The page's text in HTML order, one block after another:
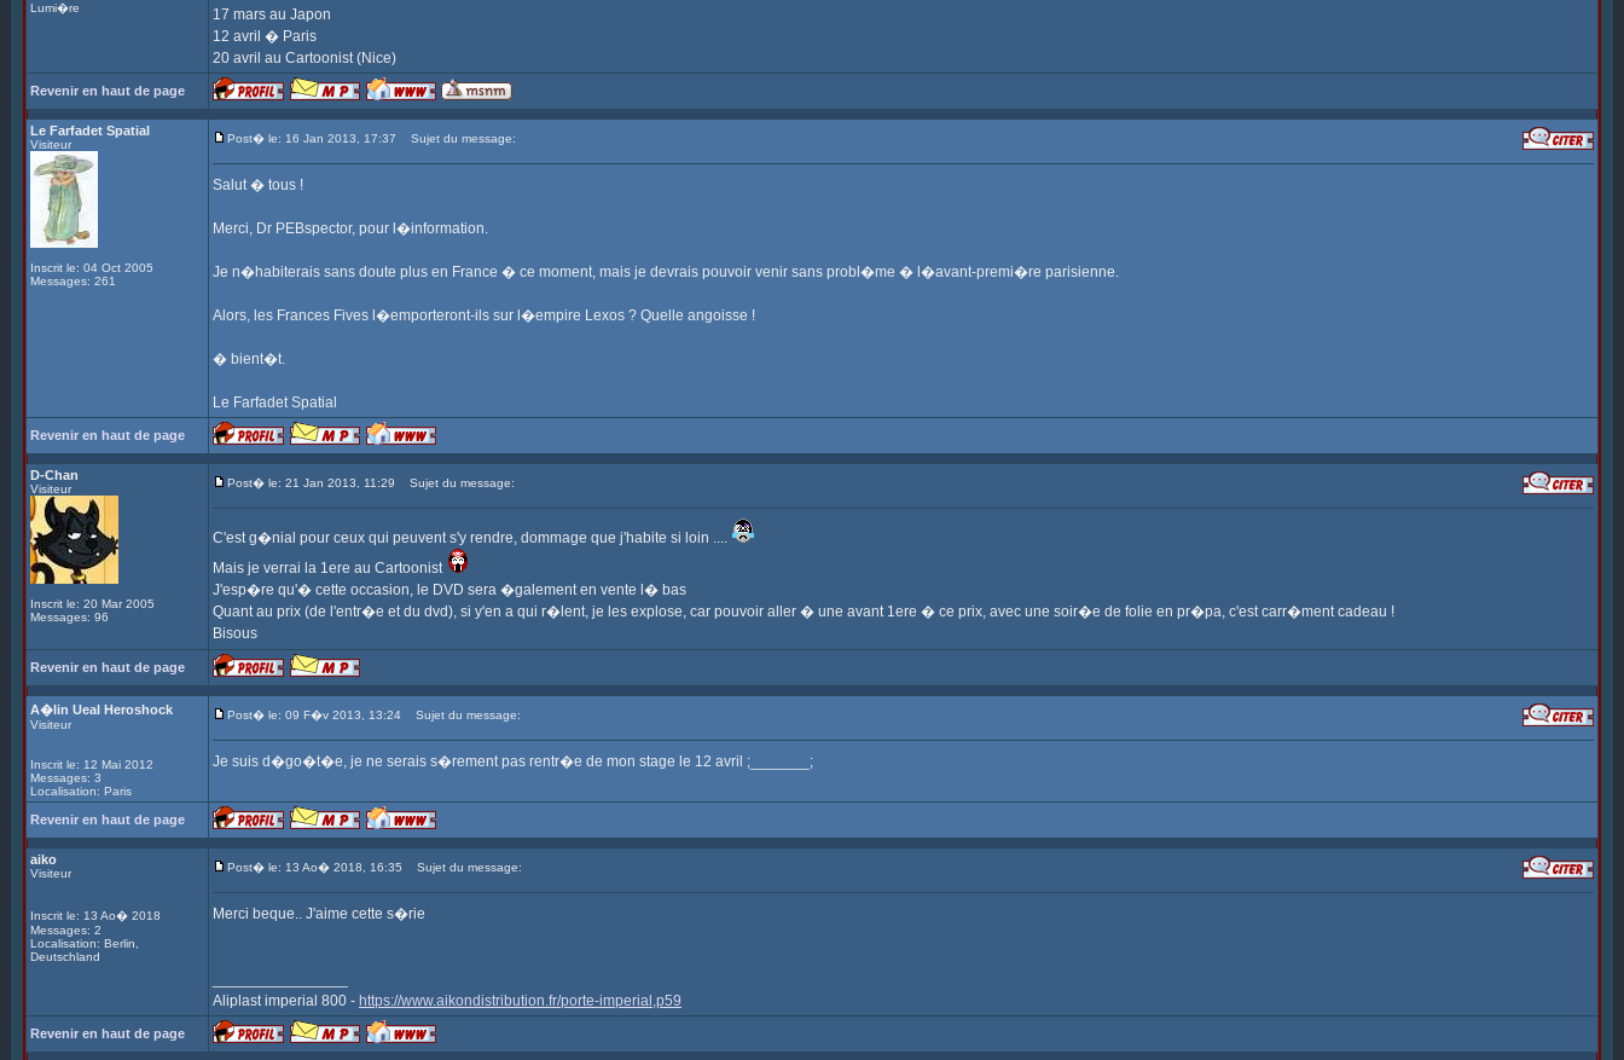
Lumi�re
17 mars au Japon
12 avril � Paris
20 avril au Cartoonist (Nice)
Revenir en haut de page
Le Farfadet Spatial
Visiteur
Inscrit le: 04 Oct 2005
Messages: 261
Post� le: 16 Jan 2013, 17:37 Sujet du message:
Salut � tous !
Merci, Dr PEBspector, pour l�information.
Je n�habiterais sans doute plus en France � ce moment, mais je devrais pouvoir venir sans probl�me � l�avant-premi�re parisienne.
Alors, les Frances Fives l�emporteront-ils sur l�empire Lexos ? Quelle angoisse !
� bient�t.
Le Farfadet Spatial
Revenir en haut de page
D-Chan
Visiteur
Inscrit le: 20 Mar 2005
Messages: 96
Post� le: 21 Jan 2013, 11:29 Sujet du message:
C'est g�nial pour ceux qui peuvent s'y rendre, dommage que j'habite si loin ....
Mais je verrai la 1ere au Cartoonist
J'esp�re qu'� cette occasion, le DVD sera �galement en vente l� bas
Quant au prix (de l'entr�e et du dvd), si y'en a qui r�lent, je les explose, car pouvoir aller � une avant 1ere � ce prix, avec une soir�e de folie en pr�pa, c'est carr�ment cadeau !
Bisous
Revenir en haut de page
A�lin Ueal Heroshock
Visiteur
Inscrit le: 12 Mai 2012
Messages: 3
Localisation: Paris
Post� le: 09 F�v 2013, 13:24 Sujet du message:
Je suis d�go�t�e, je ne serais s�rement pas rentr�e de mon stage le 12 avril ;_______;
Revenir en haut de page
aiko
Visiteur
Inscrit le: 13 Ao� 2018
Messages: 2
Localisation: Berlin,
Deutschland
Post� le: 13 Ao� 2018, 16:35 Sujet du message:
Merci beque.. J'aime cette s�rie
Aliplast imperial 800 - https://www.aikondistribution.fr/porte-imperial,p59
Revenir en haut de page